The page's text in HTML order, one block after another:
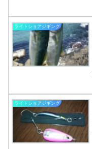
ライトショアジギング
ライトショアジギング